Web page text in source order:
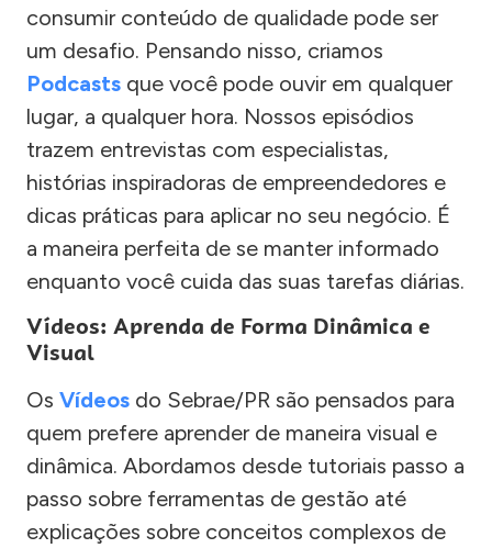
consumir conteúdo de qualidade pode ser
um desafio. Pensando nisso, criamos
Podcasts que você pode ouvir em qualquer
lugar, a qualquer hora. Nossos episódios
trazem entrevistas com especialistas,
histórias inspiradoras de empreendedores e
dicas práticas para aplicar no seu negócio. É
a maneira perfeita de se manter informado
enquanto você cuida das suas tarefas diárias.
Vídeos: Aprenda de Forma Dinâmica e
Visual
Os Vídeos do Sebrae/PR são pensados para
quem prefere aprender de maneira visual e
dinâmica. Abordamos desde tutoriais passo a
passo sobre ferramentas de gestão até
explicações sobre conceitos complexos de